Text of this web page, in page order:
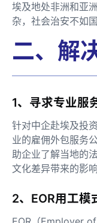
埃及地处非洲和亚
杂，社会治安不如
二、解
1、寻求专业服
针对中企赴埃及投
业的雇佣外包服务
助企业了解当地的
文化差异带来的影响
2、EOR用工模